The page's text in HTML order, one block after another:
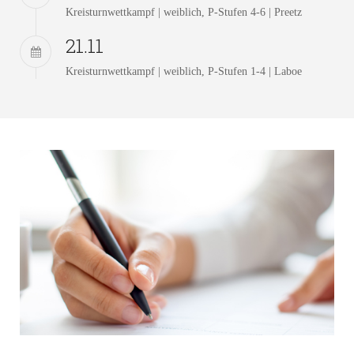
Kreisturnwettkampf | weiblich, P-Stufen 4-6 | Preetz
21.11
Kreisturnwettkampf | weiblich, P-Stufen 1-4 | Laboe